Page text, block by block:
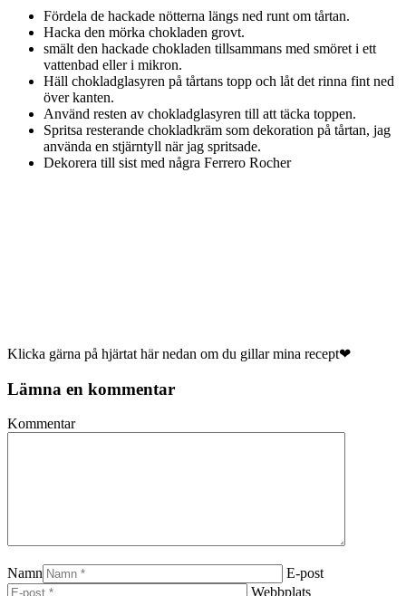
Fördela de hackade nötterna längs ned runt om tårtan.
Hacka den mörka chokladen grovt.
smält den hackade chokladen tillsammans med smöret i ett
vattenbad eller i mikron.
Häll chokladglasyren på tårtans topp och låt det rinna fint ned
över kanten.
Använd resten av chokladglasyren till att täcka toppen.
Spritsa resterande chokladkräm som dekoration på tårtan, jag
använda en stjärntyll när jag spritsade.
Dekorera till sist med några Ferrero Rocher
Klicka gärna på hjärtat här nedan om du gillar mina recept❤
Lämna en kommentar
Kommentar
Namn
E-post
Webbplats